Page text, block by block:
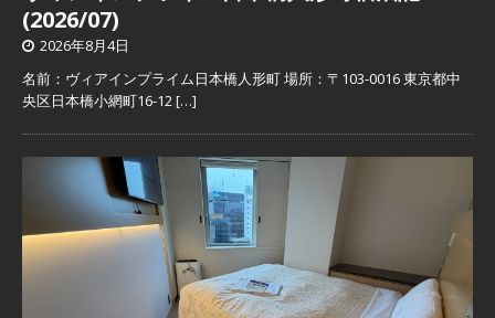
(2026/07)
2026年8月4日
名前：ヴィアインプライム日本橋人形町 場所：〒103-0016 東京都中
央区日本橋小網町16-12[…]